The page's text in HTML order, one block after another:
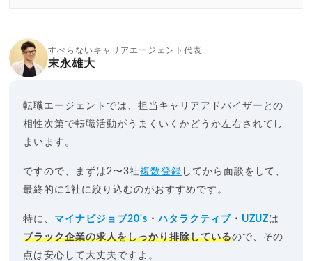
すべらないキャリアエージェント代表
末永雄大
転職エージェントでは、担当キャリアアドバイザーとの
相性次第で転職活動がうまくいくかどうか左右されてし
まいます。
ですので、まずは2〜3社複数登録 してから面談をして、
最終的に1社に絞り込むのがおすすめです。
特に、 マイナビジョブ20's ・ハタラクティブ ・ UZUZは
ブラック企業の求人をしっかり排除しているので、その
点は安心して大丈夫ですよ。